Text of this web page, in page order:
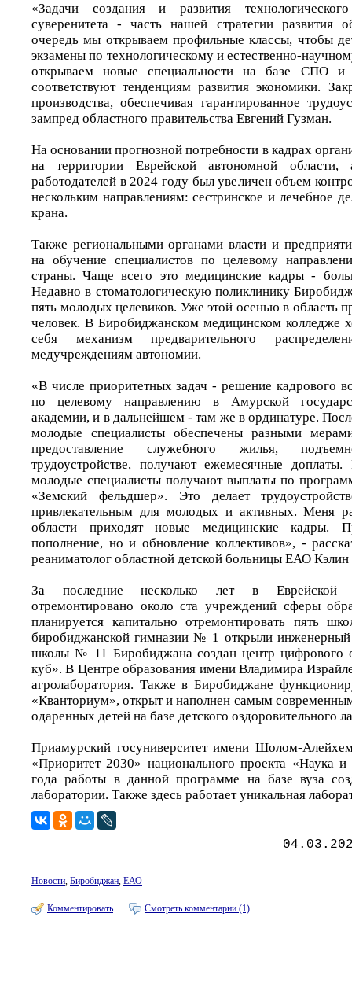
«Задачи создания и развития
суверенитета - часть нашей стратегии развития
очередь мы открываем профильные классы, чтобы
экзамены по технологическому и естественно-
открываем новые специальности на базе СПО и
соответствуют тенденциям развития экономики.
производства, обеспечивая гарантированное
зампред областного правительства Евгений Гузман.
На основании прогнозной потребности в кадрах
на территории Еврейской автономной
работодателей в 2024 году был увеличен объем
нескольким направлениям: сестринское и лечебное
крана.
Также региональными органами власти и
на обучение специалистов по целевому
страны. Чаще всего это медицинские кадры -
Недавно в стоматологическую поликлинику
пять молодых целевиков. Уже этой осенью в область
человек. В Биробиджанском медицинском колледже
себя механизм предварительного
медучреждениям автономии.
«В числе приоритетных задач - решение кадрового
по целевому направлению в Амурской
академии, и в дальнейшем - там же в ординатуре.
молодые специалисты обеспечены разными
предоставление служебного жилья,
трудоустройстве, получают ежемесячные доплаты.
молодые специалисты получают выплаты по
«Земский фельдшер». Это делает
привлекательным для молодых и активных. Меня
области приходят новые медицинские кадры.
пополнение, но и обновление коллективов», -
реаниматолог областной детской больницы ЕАО
За последние несколько лет в Еврейской
отремонтировано около ста учреждений сферы
планируется капитально отремонтировать пять
биробиджанской гимназии № 1 открыли инженерный
школы № 11 Биробиджана создан центр цифрового
куб». В Центре образования имени Владимира
агролаборатория. Также в Биробиджане
«Кванториум», открыт и наполнен самым
одаренных детей на базе детского оздоровительного
Приамурский госуниверситет имени Шолом-
«Приоритет 2030» национального проекта «Наука и
года работы в данной программе на базе вуза
лаборатории. Также здесь работает уникальная
Новости, Биробиджан, ЕАО
Комментировать Смотреть комментарии (1)